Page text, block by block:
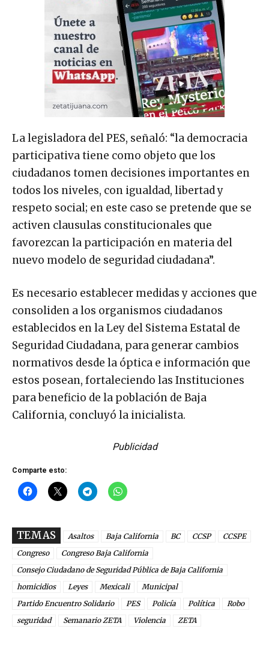
La legisladora del PES, señaló: “la democracia
participativa tiene como objeto que los
ciudadanos tomen decisiones importantes en
todos los niveles, con igualdad, libertad y
respeto social; en este caso se pretende que se
activen clausulas constitucionales que
favorezcan la participación en materia del
nuevo modelo de seguridad ciudadana”.
Es necesario establecer medidas y acciones que
consoliden a los organismos ciudadanos
establecidos en la Ley del Sistema Estatal de
Seguridad Ciudadana, para generar cambios
normativos desde la óptica e información que
estos posean, fortaleciendo las Instituciones
para beneficio de la población de Baja
California, concluyó la inicialista.
Publicidad
Comparte esto:
TEMAS Asaltos Baja California BC CCSP
CCSPE
Congreso
Congreso Baja California
Consejo Ciudadano de Seguridad Pública de Baja California
homicidios
Leyes Mexicali
Municipal
Partido Encuentro Solidario
PES Policía Política
Robo
seguridad
Semanario ZETA Violencia ZETA